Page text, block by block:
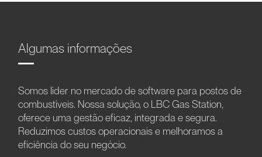
Algumas informações
Somos líder no mercado de software para postos de
combustíveis. Nossa solução, o LBC Gas Station,
oferece uma gestão eficaz, integrada e segura.
Reduzimos custos operacionais e melhoramos a
eficiência do seu negócio.